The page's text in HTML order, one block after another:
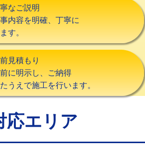
）
栓） 16,500円
・分岐水栓） 16,500円
加工)
止め) 3,300円
使用（バンド止
5,500円
なご説明
内容を明確、丁寧に
す。
見積もり
に明示し、ご納得
うえで施工を行います。
応エリア